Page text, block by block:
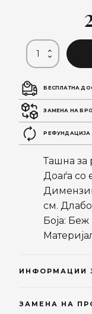
БЕСПЛАТНА
ЗАМЕНА НА
РЕФУНДАЦИЈА
Ташна за
Доаѓа со
см.
Боја: Беж
ИНФОРМАЦИИ
ЗАМЕНА НА